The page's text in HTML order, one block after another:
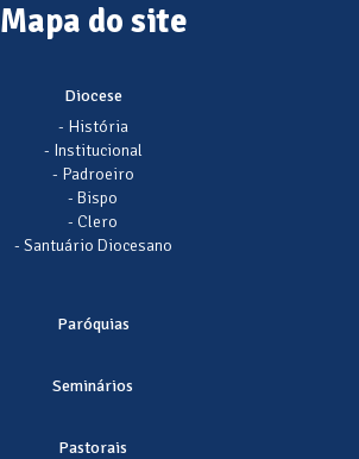
Mapa do site
Diocese
- História
- Institucional
- Padroeiro
- Bispo
- Clero
- Santuário Diocesano
Paróquias
Seminários
Pastorais